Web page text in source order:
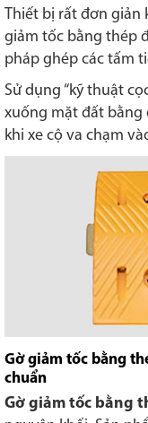
Thiết bị rất đơn giản
giảm tốc bằng thép
pháp ghép các tấm
Sử dụng “kỹ thuật
xuống mặt đất bằng
khi xe cộ va chạm
Gờ giảm tốc bằng
chuẩn
Gờ giảm tốc bằng